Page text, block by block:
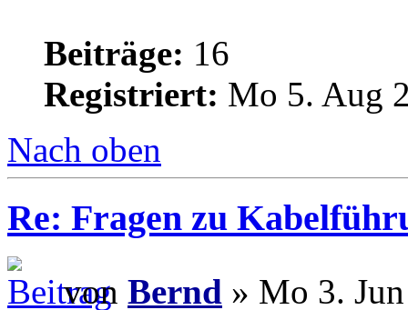
Beiträge: 16
Registriert: Mo 5. Aug
Nach oben
Re: Fragen zu
von Bernd » Mo 3.